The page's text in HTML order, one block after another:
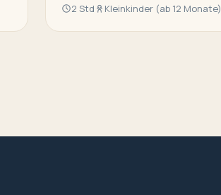
2 Std Kleinkinder (ab 12 Monate)